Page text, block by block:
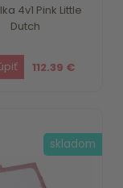
4v1 Pink Little
Dutch
112.39 €
skladom